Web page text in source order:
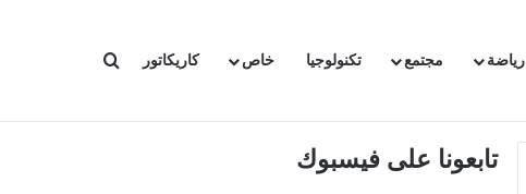
رياضة مجتمع تكنولوجيا خاص كاريكاتور بحث عن
تابعونا على فيسبوك